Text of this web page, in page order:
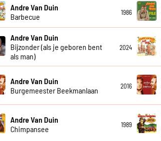
Andre Van Duin
Barbecue
1986
Andre Van Duin
Bijzonder (als je geboren bent
als man)
2024
Andre Van Duin
Burgemeester Beekmanlaan
2016
Andre Van Duin
Chimpansee
1989